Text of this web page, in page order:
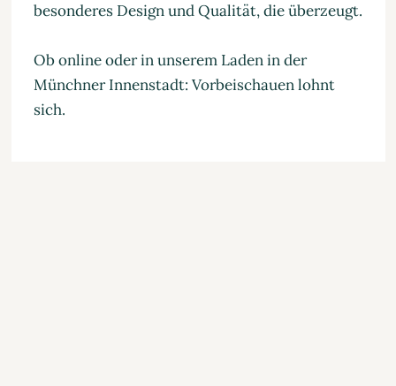
besonderes Design und Qualität, die überzeugt.
Ob online oder in unserem Laden in der
Münchner Innenstadt: Vorbeischauen lohnt
sich.